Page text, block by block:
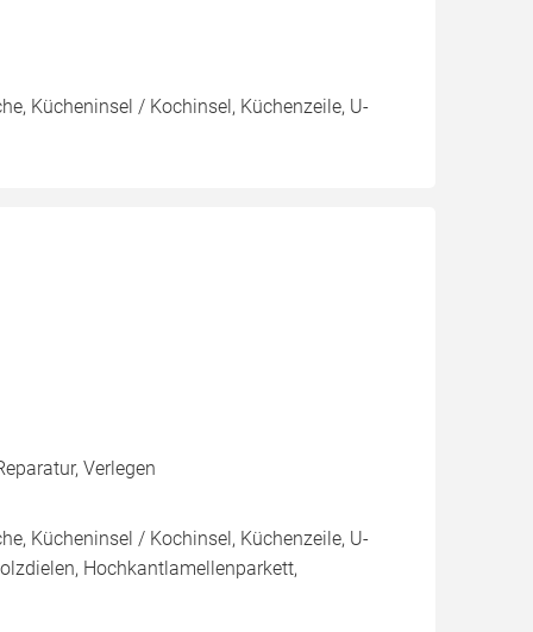
Kücheninsel / Kochinsel, Küchenzeile, U-
Verlegen
Kücheninsel / Kochinsel, Küchenzeile, U-
Hochkantlamellenparkett,